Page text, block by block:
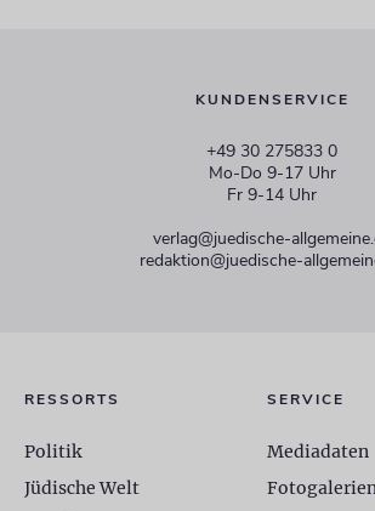
KUNDENSERVICE
+49 30 275833 0
Mo-Do 9-17 Uhr
Fr 9-14 Uhr
verlag@juedische-
redaktion@juedische-
RESSORTS
Politik
Jüdische Welt
SERVICE
Mediadaten